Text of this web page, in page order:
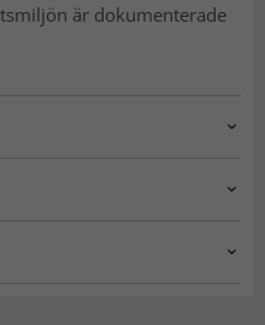
är dokumenterade